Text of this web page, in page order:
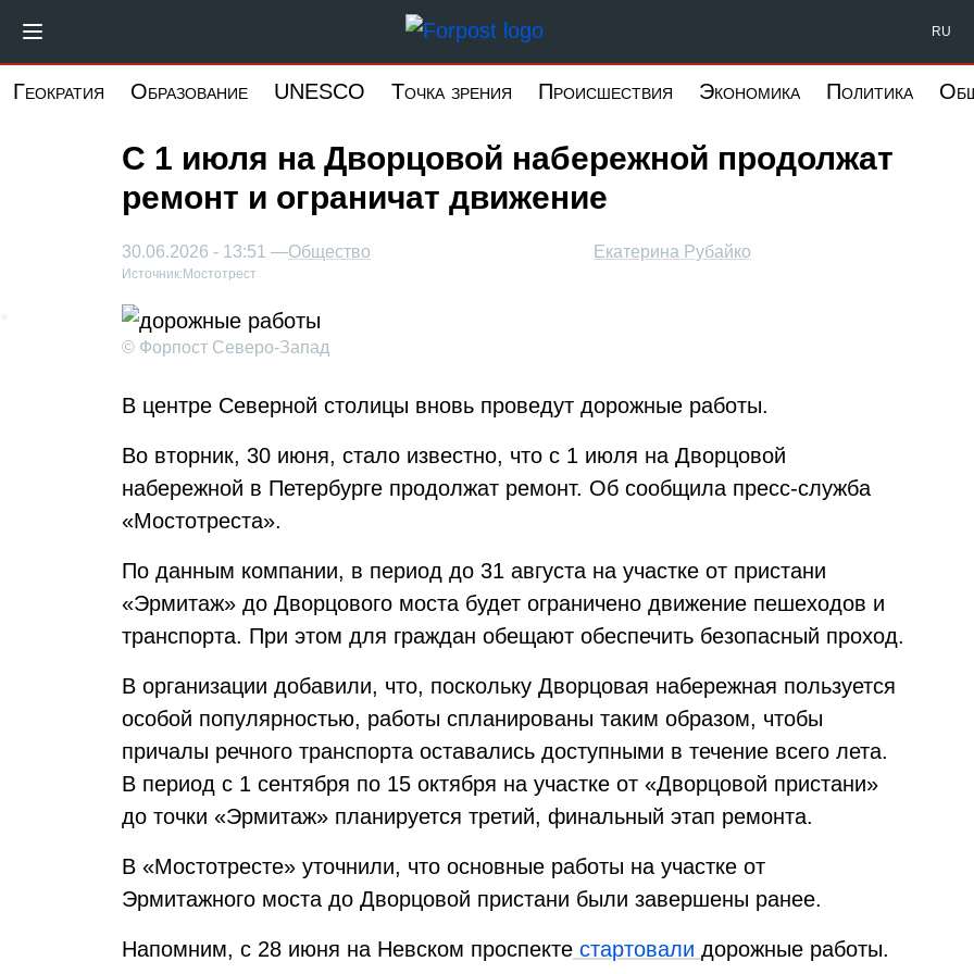
основному
Форпост Северо-Запад RU
Геократия Образование UNESCO Точка зрения Происшествия Экономика Политика
С 1 июля на Дворцовой набережной продолжат
ремонт и ограничат движение
Екатерина Рубайко
30.06.2026 - 13:51 —Общество
Источник: Мостотрест
© Форпост Северо-Запад
В центре Северной столицы вновь проведут дорожные работы.
Во вторник, 30 июня, стало известно, что с 1 июля на Дворцовой
набережной в Петербурге продолжат ремонт. Об сообщила пресс-служба
«Мостотреста».
По данным компании, в период до 31 августа на участке от пристани
«Эрмитаж» до Дворцового моста будет ограничено движение пешеходов и
транспорта. При этом для граждан обещают обеспечить безопасный проход.
В организации добавили, что, поскольку Дворцовая набережная пользуется
особой популярностью, работы спланированы таким образом, чтобы
причалы речного транспорта оставались доступными в течение всего лета.
В период с 1 сентября по 15 октября на участке от «Дворцовой пристани»
до точки «Эрмитаж» планируется третий, финальный этап ремонта.
В «Мостотресте» уточнили, что основные работы на участке от
Эрмитажного моста до Дворцовой пристани были завершены ранее.
Напомним, с 28 июня на Невском проспекте стартовали дорожные работы.